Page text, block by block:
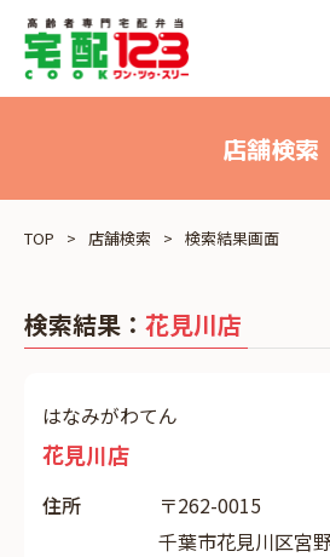
店舗検索
TOP 店舗検索 検索結果画面
検索結果： 花見川店
はなみがわてん
花見川店
住所
〒262-0015
千葉市花見川区宮